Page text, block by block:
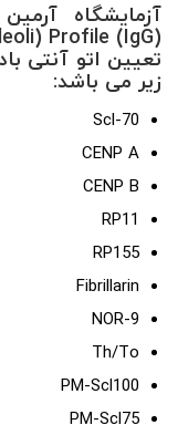
آزمایشگاه
زیر می باشد:
Scl-70
CENP A
CENP B
RP11
RP155
Fibrillarin
NOR-9
Th/To
PM-Scl100
PM-Scl75